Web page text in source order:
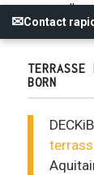
comme l’un
cette région
BORN
✉Contact